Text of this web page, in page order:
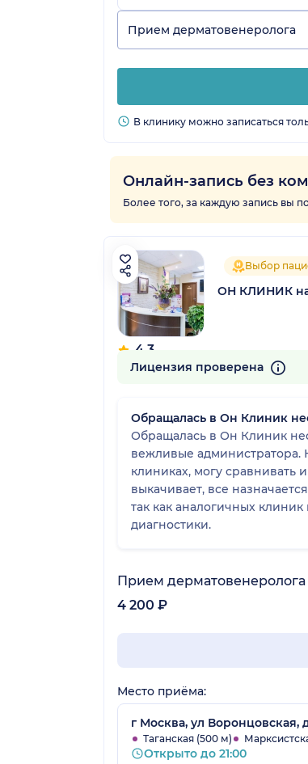
Прием дерматовенеролога
В клинику можно записаться
Онлайн-запись без
Более того, за каждую запись вы
4.3
426 отзывов
Выбор
ОН КЛИНИК на
Лицензия проверена
Обращалась в Он Клиник
Обращалась в Он Клиник
вежливые администратора.
клиниках, могу сравнивать
выкачивает, все
так как аналогичных
диагностики.
Прием дерматовенеролога
4 200 ₽
Место приёма:
г Москва, ул Воронцовская,
Таганская (500 м)
Открыто до 21:00